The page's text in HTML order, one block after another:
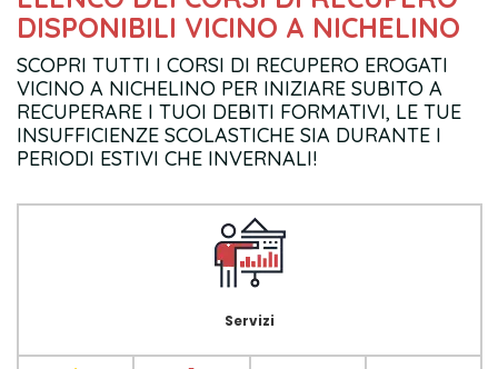
DISPONIBILI VICINO A NICHELINO
SCOPRI TUTTI I CORSI DI RECUPERO EROGATI
VICINO A NICHELINO PER INIZIARE SUBITO A
RECUPERARE I TUOI DEBITI FORMATIVI, LE TUE
INSUFFICIENZE SCOLASTICHE SIA DURANTE I
PERIODI ESTIVI CHE INVERNALI!
Servizi